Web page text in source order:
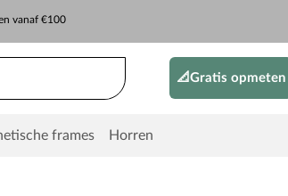
vanaf €100
📐Gratis opmeten
frames Horren